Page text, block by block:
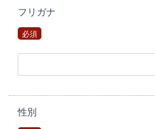
フリガナ
必須
性別